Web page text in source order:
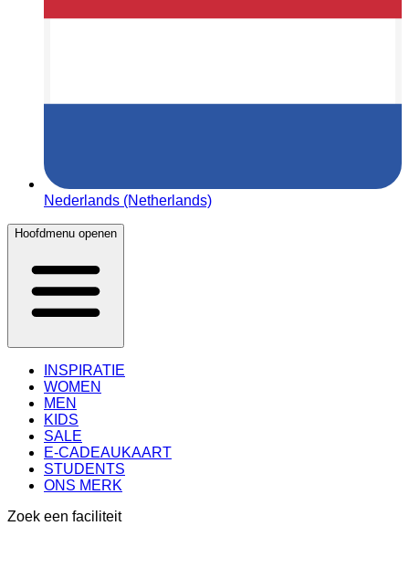
Nederlands (Netherlands)
Hoofdmenu openen
INSPIRATIE
WOMEN
MEN
KIDS
SALE
E-CADEAUKAART
STUDENTS
ONS MERK
Zoek een faciliteit